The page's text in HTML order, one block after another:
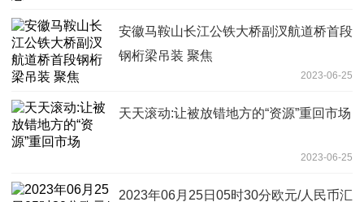
安徽马鞍山长江公铁大桥副汊航道桥首段
钢桁梁吊装 聚焦
2023-06-25
天天滚动:让被放错地方的“资源”重回市场
2023-06-25
2023年06月25日05时30分欧元/人民币汇